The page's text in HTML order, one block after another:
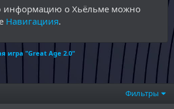
информацию о Хьёльме можно
Навигациия.
игра "Great Age 2.0"
Фильтры